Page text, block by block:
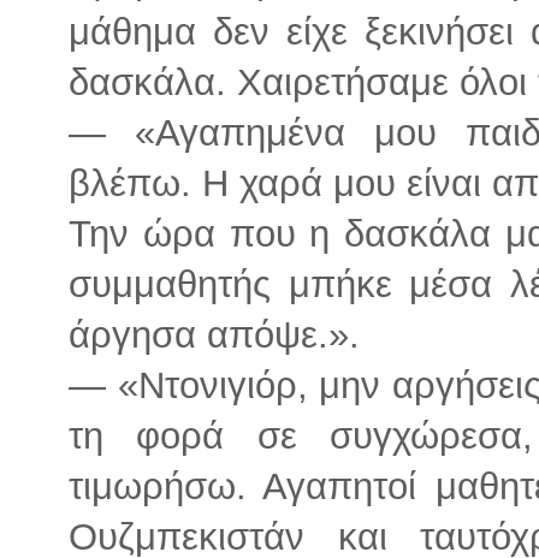
μάθημα δεν είχε
δασκάλα. Χαιρετήσαμε
— «Αγαπημένα μου
βλέπω. Η χαρά μου είναι
Την ώρα που η δασκάλα
συμμαθητής μπήκε μέσα
άργησα απόψε.».
— «Ντονιγιόρ, μην
τη φορά σε
τιμωρήσω. Αγαπητοί
Ουζμπεκιστάν και